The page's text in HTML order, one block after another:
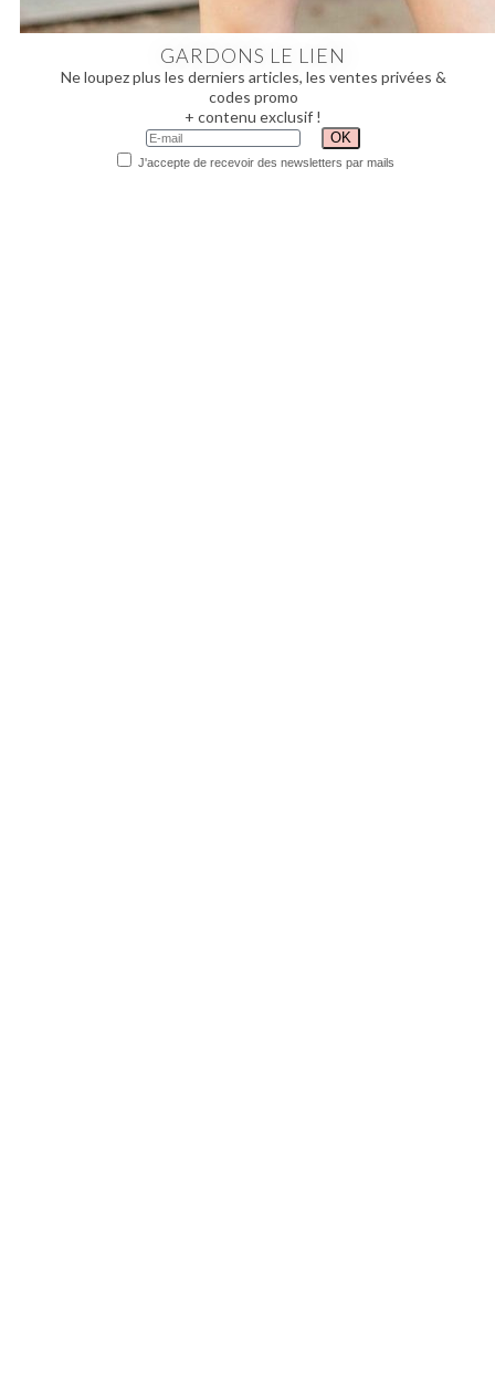
GARDONS LE LIEN
Ne loupez plus les derniers articles, les ventes privées &
codes promo
+ contenu exclusif !
J'accepte de recevoir des newsletters par mails